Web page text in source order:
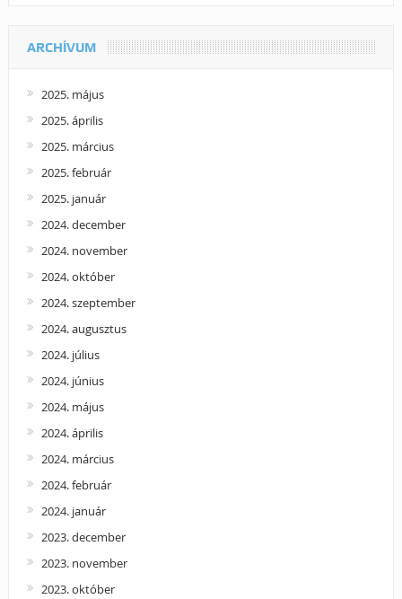
ARCHÍVUM
2025. május
2025. április
2025. március
2025. február
2025. január
2024. december
2024. november
2024. október
2024. szeptember
2024. augusztus
2024. július
2024. június
2024. május
2024. április
2024. március
2024. február
2024. január
2023. december
2023. november
2023. október